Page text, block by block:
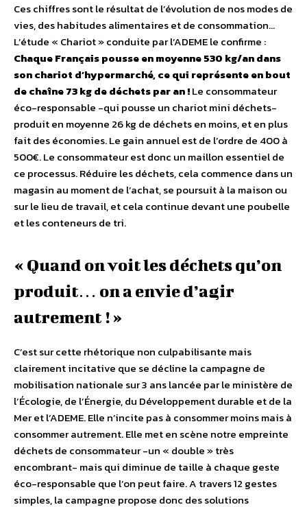
Ces chiffres sont le résultat de l’évolution de nos modes de
vies, des habitudes alimentaires et de consommation…
L’étude « Chariot » conduite par l’ADEME le confirme :
Chaque Français pousse en moyenne 530 kg/an dans
son chariot d’hypermarché, ce qui représente en bout
de chaîne 73 kg de déchets par an !Le consommateur
éco-responsable -qui pousse un chariot mini déchets-
produit en moyenne 26 kg de déchets en moins, et en plus
fait des économies. Le gain annuel est de l’ordre de 400 à
500€. Le consommateur est donc un maillon essentiel de
ce processus. Réduire les déchets, cela commence dans un
magasin au moment de l’achat, se poursuit à la maison ou
sur le lieu de travail, et cela continue devant une poubelle
et les conteneurs de tri.
« Quand on voit les déchets qu’on
produit… on a envie d’agir
autrement ! »
C’est sur cette rhétorique non culpabilisante mais
clairement incitative que se décline la campagne de
mobilisation nationale sur 3 ans lancée par le ministère de
l’Écologie, de l’Énergie, du Développement durable et de la
Mer et l’ADEME. Elle n’incite pas à consommer moins mais à
consommer autrement. Elle met en scène notre empreinte
déchets de consommateur -un « double » très
encombrant- mais qui diminue de taille à chaque geste
éco-responsable que l’on peut faire. A travers 12 gestes
simples, la campagne propose donc des solutions